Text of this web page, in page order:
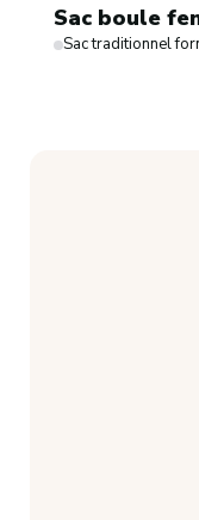
Sac boule
Sac traditionnel